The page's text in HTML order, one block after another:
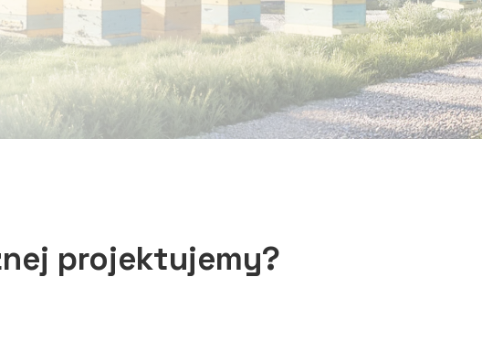
projektujemy?